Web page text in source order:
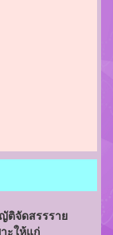
ติจัดสรรราย
ะให้แก่